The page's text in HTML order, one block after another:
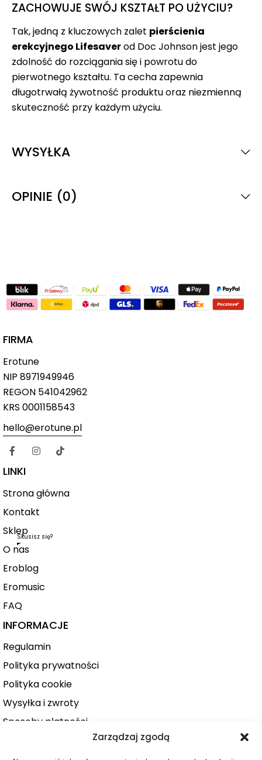
Zarządzaj zgodą
ZACHOWUJE SWÓJ KSZTAŁT PO UŻYCIU?
Tak, jedną z kluczowych zalet pierścienia
erekcyjnego Lifesaverod Doc Johnson jest jego
zdolność do rozciągania się i powrotu do
pierwotnego kształtu. Ta cecha zapewnia
długotrwałą żywotność produktu oraz niezmienną
skuteczność przy każdym użyciu.
WYSYŁKA
OPINIE (0)
FIRMA
Erotune
NIP 8971949946
REGON 541042962
KRS 0001158543
hello@erotune.pl
LINKI
Strona główna
Kontakt
Sklep
O nas
Skusisz się?
Eroblog
Eromusic
FAQ
INFORMACJE
Regulamin
Polityka prywatności
Polityka cookie
Wysyłka i zwroty
Sposoby płatności